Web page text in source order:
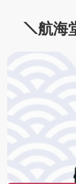
航海